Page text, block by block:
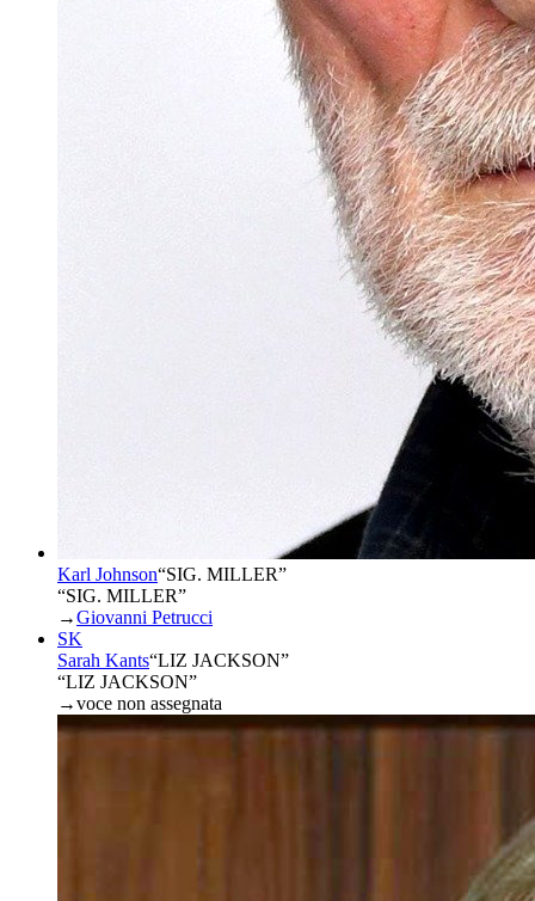
Karl Johnson“SIG. MILLER”
“SIG. MILLER”
→Giovanni Petrucci
SK
Sarah Kants“LIZ JACKSON”
“LIZ JACKSON”
→voce non assegnata